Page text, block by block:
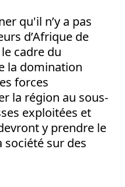
qu'il n’y a pas
d’Afrique de
cadre du
la domination
forces
la région au sous-
exploitées et
y prendre le
sur des